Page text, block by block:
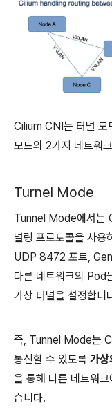
Cilium CNI는 터널
모드의 2가지 네트워
Turnel Mode
Tunnel Mode에서는
널링 프로토콜을 사
UDP 8472 포트,
다른 네트워크의 Pod
가상 터널을 설정합니
즉, Tunnel Mode는
통신할 수 있도록 가상
을 통해 다른 네트워
습니다.